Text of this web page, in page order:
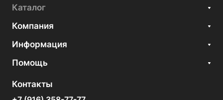
Каталог
Компания
Информация
Помощь
Контакты